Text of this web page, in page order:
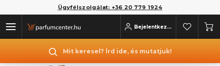
Ügyfélszolgálat: +36 20 779 1924
Bejelentkezés
Mit keresel? Írd ide, és mutatjuk!